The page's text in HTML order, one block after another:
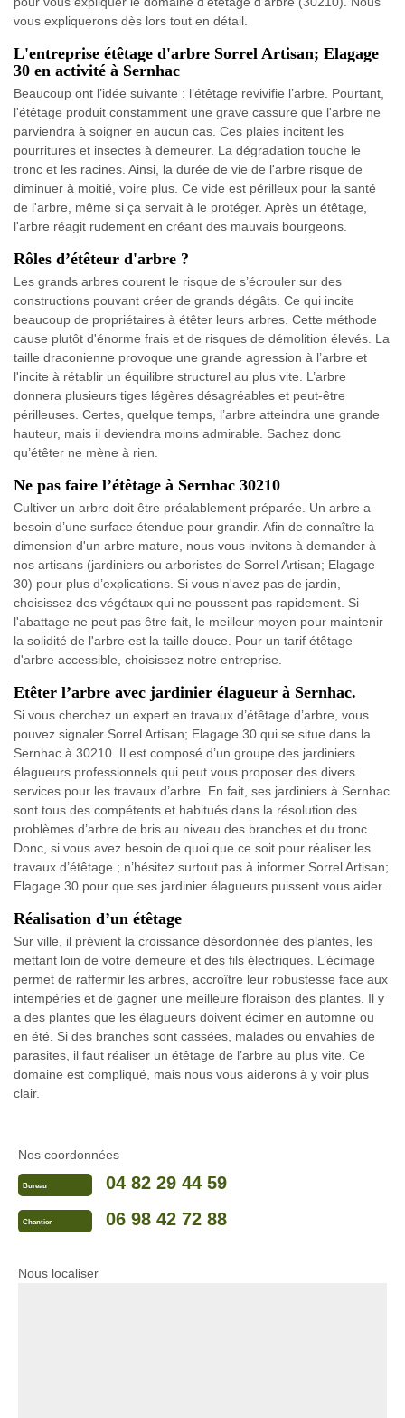
vous expliquerons dès lors tout en détail.
L'entreprise étêtage d'arbre Sorrel Artisan; Elagage
30 en activité à Sernhac
Beaucoup ont l’idée suivante : l’étêtage revivifie l’arbre. Pourtant,
l'étêtage produit constamment une grave cassure que l'arbre ne
parviendra à soigner en aucun cas. Ces plaies incitent les
pourritures et insectes à demeurer. La dégradation touche le
tronc et les racines. Ainsi, la durée de vie de l'arbre risque de
diminuer à moitié, voire plus. Ce vide est périlleux pour la santé
de l'arbre, même si ça servait à le protéger. Après un étêtage,
l'arbre réagit rudement en créant des mauvais bourgeons.
Rôles d’étêteur d'arbre ?
Les grands arbres courent le risque de s’écrouler sur des
constructions pouvant créer de grands dégâts. Ce qui incite
beaucoup de propriétaires à étêter leurs arbres. Cette méthode
cause plutôt d'énorme frais et de risques de démolition élevés. La
taille draconienne provoque une grande agression à l’arbre et
l'incite à rétablir un équilibre structurel au plus vite. L’arbre
donnera plusieurs tiges légères désagréables et peut-être
périlleuses. Certes, quelque temps, l’arbre atteindra une grande
hauteur, mais il deviendra moins admirable. Sachez donc
qu’étêter ne mène à rien.
Ne pas faire l’étêtage à Sernhac 30210
Cultiver un arbre doit être préalablement préparée. Un arbre a
besoin d’une surface étendue pour grandir. Afin de connaître la
dimension d'un arbre mature, nous vous invitons à demander à
nos artisans (jardiniers ou arboristes de Sorrel Artisan; Elagage
30) pour plus d’explications. Si vous n'avez pas de jardin,
choisissez des végétaux qui ne poussent pas rapidement. Si
l'abattage ne peut pas être fait, le meilleur moyen pour maintenir
la solidité de l'arbre est la taille douce. Pour un tarif étêtage
d'arbre accessible, choisissez notre entreprise.
Etêter l’arbre avec jardinier élagueur à Sernhac.
Si vous cherchez un expert en travaux d’étêtage d’arbre, vous
pouvez signaler Sorrel Artisan; Elagage 30 qui se situe dans la
Sernhac à 30210. Il est composé d’un groupe des jardiniers
élagueurs professionnels qui peut vous proposer des divers
services pour les travaux d’arbre. En fait, ses jardiniers à Sernhac
sont tous des compétents et habitués dans la résolution des
problèmes d’arbre de bris au niveau des branches et du tronc.
Donc, si vous avez besoin de quoi que ce soit pour réaliser les
travaux d’étêtage ; n’hésitez surtout pas à informer Sorrel Artisan;
Elagage 30 pour que ses jardinier élagueurs puissent vous aider.
Réalisation d’un étêtage
Sur ville, il prévient la croissance désordonnée des plantes, les
mettant loin de votre demeure et des fils électriques. L’écimage
permet de raffermir les arbres, accroître leur robustesse face aux
intempéries et de gagner une meilleure floraison des plantes. Il y
a des plantes que les élagueurs doivent écimer en automne ou
en été. Si des branches sont cassées, malades ou envahies de
parasites, il faut réaliser un étêtage de l’arbre au plus vite. Ce
domaine est compliqué, mais nous vous aiderons à y voir plus
clair.
Nos coordonnées
Bureau 04 82 29 44 59
Chantier 06 98 42 72 88
Nous localiser